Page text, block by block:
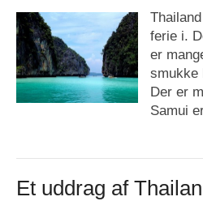
ferie i.
er
smukke
Der er
Samui
Et uddrag af